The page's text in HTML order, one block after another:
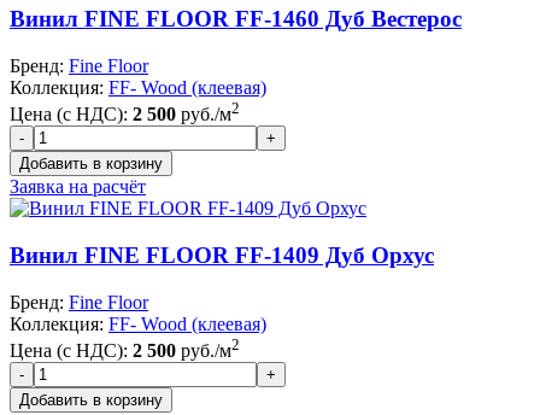
Винил FINE FLOOR FF-1460 Дуб Вестерос
Бренд: Fine Floor
Коллекция: FF- Wood (клеевая)
Цена (с НДС): 2 500 руб./м2
Заявка на расчёт
Винил FINE FLOOR FF-1409 Дуб Орхус
Бренд: Fine Floor
Коллекция: FF- Wood (клеевая)
Цена (с НДС): 2 500 руб./м2